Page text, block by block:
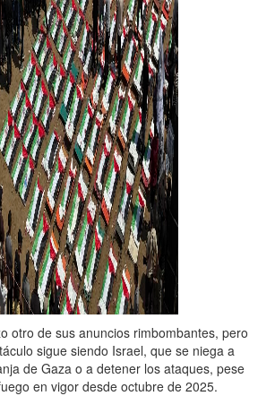
otro de sus anuncios rimbombantes, pero
sigue siendo Israel, que se niega a
de Gaza o a detener los ataques, pese
en vigor desde octubre de 2025.